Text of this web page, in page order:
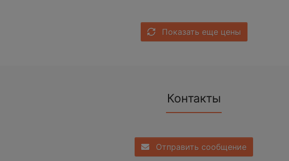
Показать еще цены
Контакты
Отправить сообщение